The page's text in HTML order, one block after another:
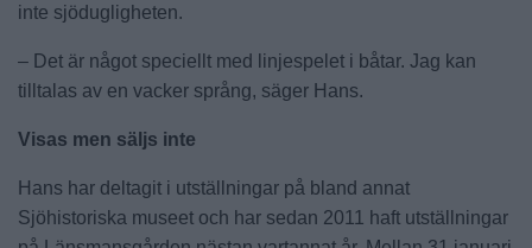
inte sjödugligheten.
– Det är något speciellt med linjespelet i båtar. Jag kan
tilltalas av en vacker språng, säger Hans.
Visas men säljs inte
Hans har deltagit i utställningar på bland annat
Sjöhistoriska museet och har sedan 2011 haft utställningar